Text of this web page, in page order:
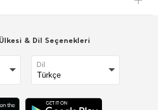
& Dil Seçenekleri
Dil